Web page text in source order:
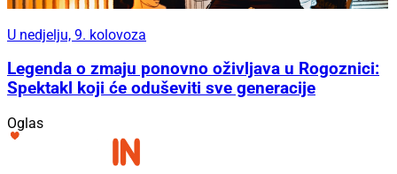
U nedjelju, 9. kolovoza
Legenda o zmaju ponovno oživljava u Rogoznici:
Spektakl koji će oduševiti sve generacije
Oglas